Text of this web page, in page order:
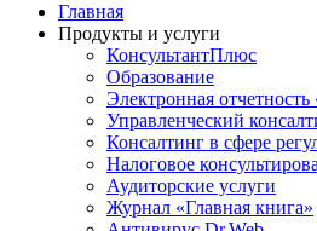
Главная
Продукты и услуги
КонсультантПлюс
Образование
Электронная
Управленческий
Консалтинг в сфере
Налоговое
Аудиторские услуги
Журнал «Главная книга»